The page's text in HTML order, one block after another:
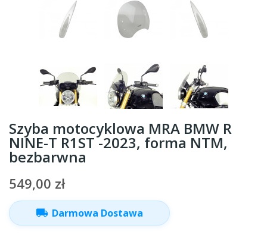
Szyba motocyklowa MRA BMW R
NINE-T R1ST -2023, forma NTM,
bezbarwna
549,00 zł
local_shipping Darmowa Dostawa